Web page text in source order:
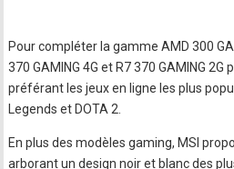
Pour compléter la gamme AMD 300
370 GAMING 4G et R7 370 GAMING
préférant les jeux en ligne les plus
Legends et DOTA 2.
En plus des modèles gaming, MSI
arborant un design noir et blanc des